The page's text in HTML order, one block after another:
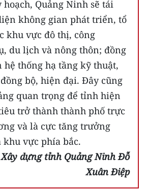
hoạch, Quảng Ninh sẽ tái
không gian phát triển, tổ
khu vực đô thị, công
du lịch và nông thôn; đồng
thống hạ tầng kỹ thuật,
bộ, hiện đại. Đây cũng
quan trọng để tỉnh hiện
trở thành thành phố trực
và là cực tăng trưởng
khu vực phía bắc.
Xây dựng tỉnh Quảng Ninh Đỗ
Xuân Điệp